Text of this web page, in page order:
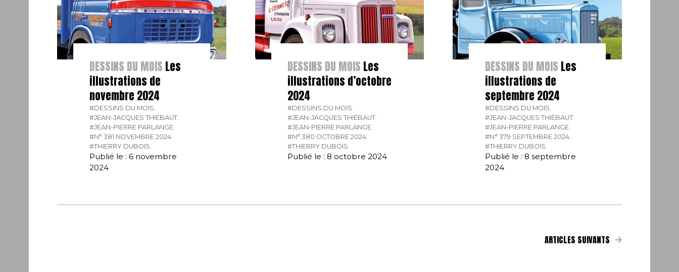
DESSINS DU MOIS Les
illustrations de
novembre 2024
#DESSINS DU MOIS.
#JEAN-JACQUES THIÉBAUT.
#JEAN-PIERRE PARLANGE.
#N° 381 NOVEMBRE 2024.
#THIERRY DUBOIS.
Publié le : 6 novembre
2024
DESSINS DU MOIS Les
illustrations d’octobre
2024
#DESSINS DU MOIS.
#JEAN-JACQUES THIÉBAUT.
#JEAN-PIERRE PARLANGE.
#N° 380 OCTOBRE 2024.
#THIERRY DUBOIS.
Publié le : 8 octobre 2024
DESSINS DU MOIS Les
illustrations de
septembre 2024
#DESSINS DU MOIS.
#JEAN-JACQUES THIÉBAUT.
#JEAN-PIERRE PARLANGE.
#N° 379 SEPTEMBRE 2024.
#THIERRY DUBOIS.
Publié le : 8 septembre
2024
ARTICLES SUIVANTS